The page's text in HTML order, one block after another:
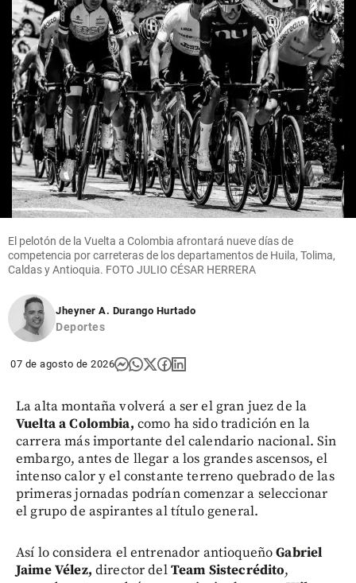
El pelotón de la Vuelta a Colombia afrontará nueve días de
competencia por carreteras de los departamentos de Huila, Tolima,
Caldas y Antioquia. FOTO JULIO CÉSAR HERRERA
Jheyner A. Durango Hurtado
Deportes
07 de agosto de 2026
La alta montaña volverá a ser el gran juez de la
Vuelta a Colombia, como ha sido tradición en la
carrera más importante del calendario nacional. Sin
embargo, antes de llegar a los grandes ascensos, el
intenso calor y el constante terreno quebrado de las
primeras jornadas podrían comenzar a seleccionar
el grupo de aspirantes al título general.
Así lo considera el entrenador antioqueñoGabriel
Jaime Vélez, director delTeam Sistecrédito,